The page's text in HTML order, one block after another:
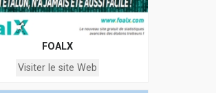
FOALX
Visiter le site Web